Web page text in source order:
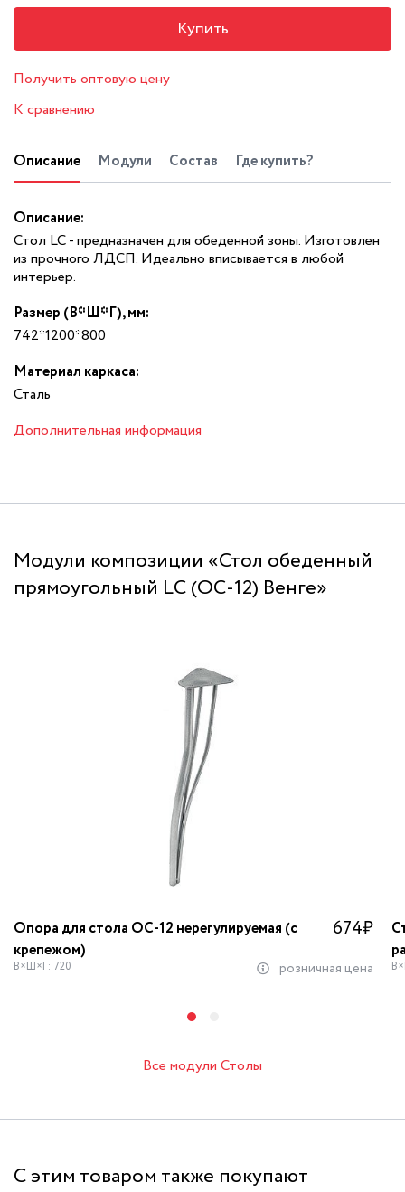
Купить
Получить оптовую цену
К сравнению
Описание Модули Состав Где купить?
Описание:
Стол LC - предназначен для обеденной зоны. Изготовлен
из прочного ЛДСП. Идеально вписывается в любой
интерьер.
Размер (В*Ш*Г), мм:
742*1200*800
Материал каркаса:
Сталь
Дополнительная информация
Модули композиции «Стол обеденный
прямоугольный LС (ОС-12) Венге»
Опора для стола OC-12 нерегулируемая (с
крепежом)
674₽
В×Ш×Г: 720 розничная цена
Все модули Столы
С этим товаром также покупают